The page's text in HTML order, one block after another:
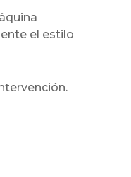
el estilo